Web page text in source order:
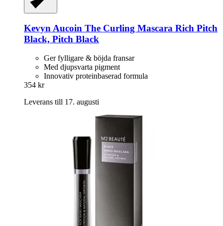
Kevyn Aucoin The Curling Mascara Rich Pitch
Black, Pitch Black
Ger fylligare & böjda fransar
Med djupsvarta pigment
Innovativ proteinbaserad formula
354 kr
Leverans till 17. augusti